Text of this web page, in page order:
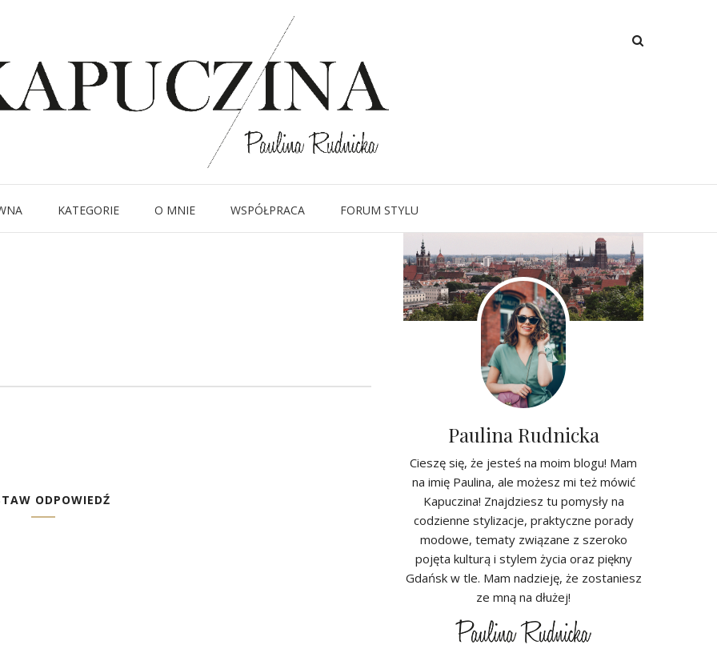
KATEGORIE O MNIE WSPÓŁPRACA FORUM STYLU
IMG_7602
Written byKapuczina in
ODPOWIEDŹ
Paulina Rudnicka
Cieszę się, że jesteś na moim blogu! Mam
na imię Paulina, ale możesz mi też mówić
Kapuczina! Znajdziesz tu pomysły na
codzienne stylizacje, praktyczne porady
modowe, tematy związane z szeroko
pojęta kulturą i stylem życia oraz piękny
Gdańsk w tle. Mam nadzieję, że zostaniesz
ze mną na dłużej!